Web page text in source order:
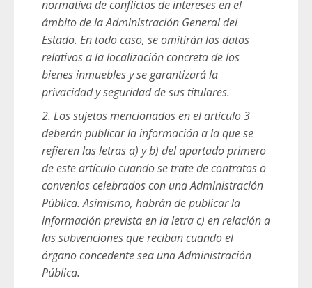
normativa de conflictos de intereses en el
ámbito de la Administración General del
Estado. En todo caso, se omitirán los datos
relativos a la localización concreta de los
bienes inmuebles y se garantizará la
privacidad y seguridad de sus titulares.
2. Los sujetos mencionados en el artículo 3
deberán publicar la información a la que se
refieren las letras a) y b) del apartado primero
de este artículo cuando se trate de contratos o
convenios celebrados con una Administración
Pública. Asimismo, habrán de publicar la
información prevista en la letra c) en relación a
las subvenciones que reciban cuando el
órgano concedente sea una Administración
Pública.